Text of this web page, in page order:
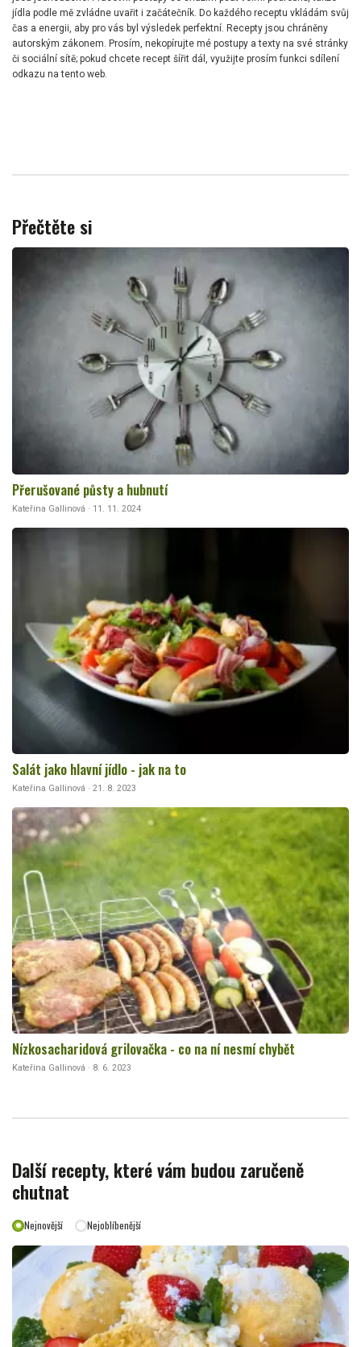
jídla podle mě zvládne uvařit i začátečník. Do každého receptu vkládám svůj
čas a energii, aby pro vás byl výsledek perfektní. Recepty jsou chráněny
autorským zákonem. Prosím, nekopírujte mé postupy a texty na své stránky
či sociální sítě; pokud chcete recept šířit dál, využijte prosím funkci sdílení
odkazu na tento web.
Přečtěte si
Přerušované půsty a hubnutí
Kateřina Gallinová · 11. 11. 2024
Salát jako hlavní jídlo - jak na to
Kateřina Gallinová · 21. 8. 2023
Nízkosacharidová grilovačka - co na ní nesmí chybět
Kateřina Gallinová · 8. 6. 2023
Další recepty, které vám budou zaručeně
chutnat
Nejnovější Nejoblíbenější